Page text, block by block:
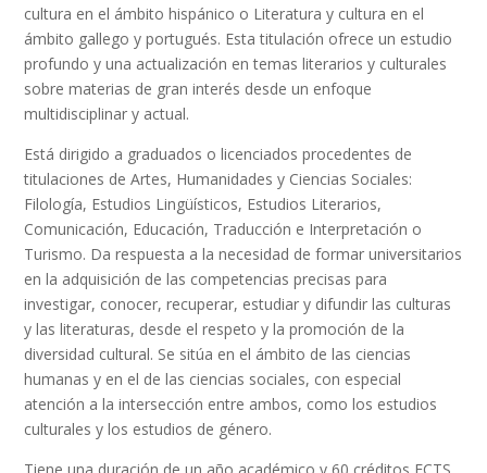
cultura en el ámbito hispánico o Literatura y cultura en el
ámbito gallego y portugués. Esta titulación ofrece un estudio
profundo y una actualización en temas literarios y culturales
sobre materias de gran interés desde un enfoque
multidisciplinar y actual.
Está dirigido a graduados o licenciados procedentes de
titulaciones de Artes, Humanidades y Ciencias Sociales:
Filología, Estudios Lingüísticos, Estudios Literarios,
Comunicación, Educación, Traducción e Interpretación o
Turismo. Da respuesta a la necesidad de formar universitarios
en la adquisición de las competencias precisas para
investigar, conocer, recuperar, estudiar y difundir las culturas
y las literaturas, desde el respeto y la promoción de la
diversidad cultural. Se sitúa en el ámbito de las ciencias
humanas y en el de las ciencias sociales, con especial
atención a la intersección entre ambos, como los estudios
culturales y los estudios de género.